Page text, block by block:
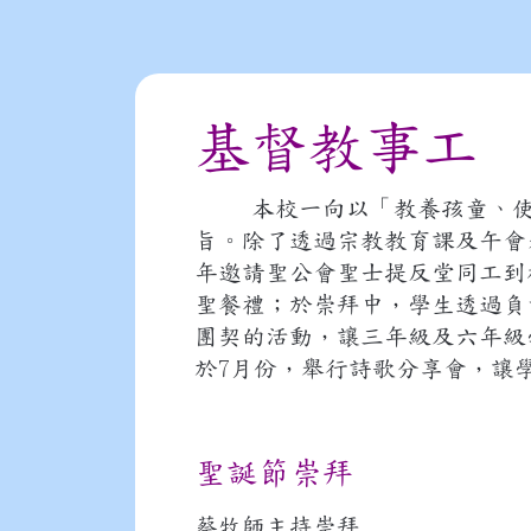
基督教事工
本校一向以「教養孩童、
旨。除了透過宗教教育課及午
年邀請聖公會聖士提反堂同工
聖餐禮；於崇拜中，學生透過
團契的活動，讓三年級及六年
於7月份，舉行詩歌分享會，讓
聖誕節崇拜
蔡牧師主持崇拜